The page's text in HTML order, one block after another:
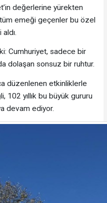
değerlerine yürekten
emeği geçenler bu özel
Cumhuriyet, sadece bir
dolaşan sonsuz bir ruhtur.
düzenlenen etkinliklerle
102 yıllık bu büyük gururu
devam ediyor.